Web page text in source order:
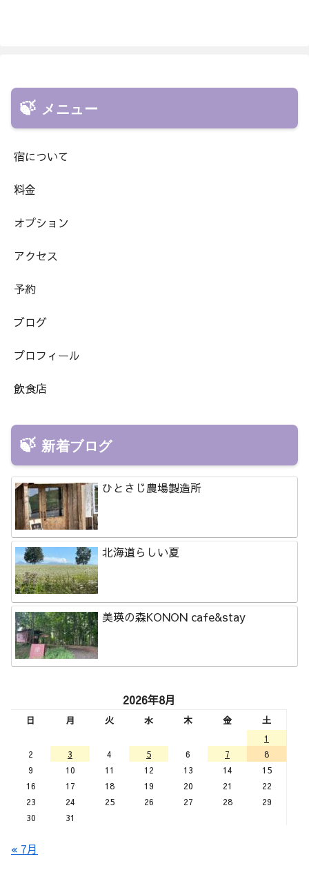
メニュー
宿について
料金
オプション
アクセス
予約
ブログ
プロフィール
飲食店
新着ブログ
ひとさじ農場製造所
北海道らしい夏
美瑛の森KONON cafe&stay
2026年8月
日 月 火 水 木 金
土
1
2
3 4 5 6 7
8
9
10 11 12 13 14
15
16
17 18 19 20 21
22
23
24 25 26 27 28
29
30
31
« 7月